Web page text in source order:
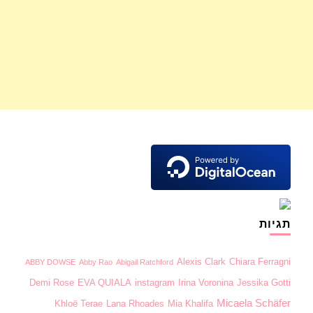
תגיות
ABBY DOWSE Abby Rao Abigail Ratchford Alexis Clark Chiara Ferragni
Demi Rose EVA QUIALA instagram Irina Voronina Jessika Gotti
Khloë Terae Lana Rhoades Mia Khalifa Micaela Schäfer